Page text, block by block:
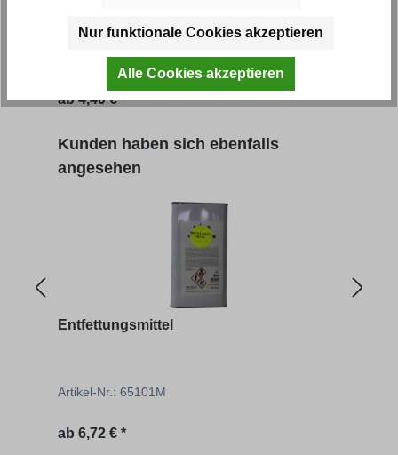
Artikel-Nr.: 66101M
ab4,40 € * ab
Produktgalerie überspringen
Kunden haben sich ebenfalls
angesehen
Entfettungsmittel
Artikel-Nr.: 65101M
Regulärer Preis:
ab 6,72 € *
Nur funktionale Cookies akzeptieren
Alle Cookies akzeptieren